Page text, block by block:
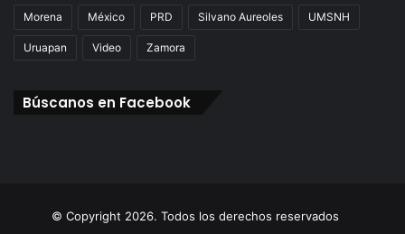
Morena México PRD Silvano Aureoles UMSNH
Uruapan Video Zamora
Búscanos en Facebook
© Copyright 2026. Todos los derechos reservados